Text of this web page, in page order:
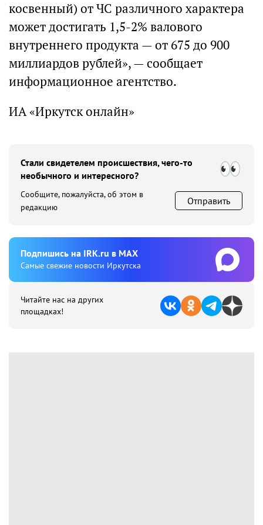
косвенный) от ЧС различного характера
может достигать 1,5-2% валового
внутреннего продукта — от 675 до 900
миллиардов рублей», — сообщает
информационное агентство.
ИА «Иркутск онлайн»
Стали свидетелем происшествия, чего-то
необычного и интересного?
Сообщите, пожалуйста, об этом в
редакцию
Отправить
Подпишиcь на IRK.ru в MAX
Cамые свежие новости Иркутска
Читайте нас на других
площадках!